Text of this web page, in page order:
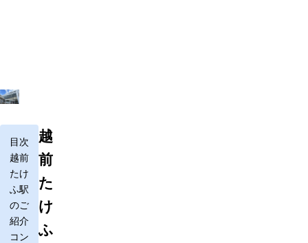
目次
越前
たけ
ふ駅
のご
紹介
コン
越
前
た
け
ふ